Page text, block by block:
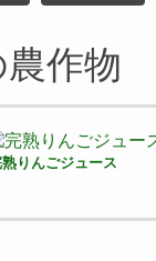
作物
熟りんごジュース